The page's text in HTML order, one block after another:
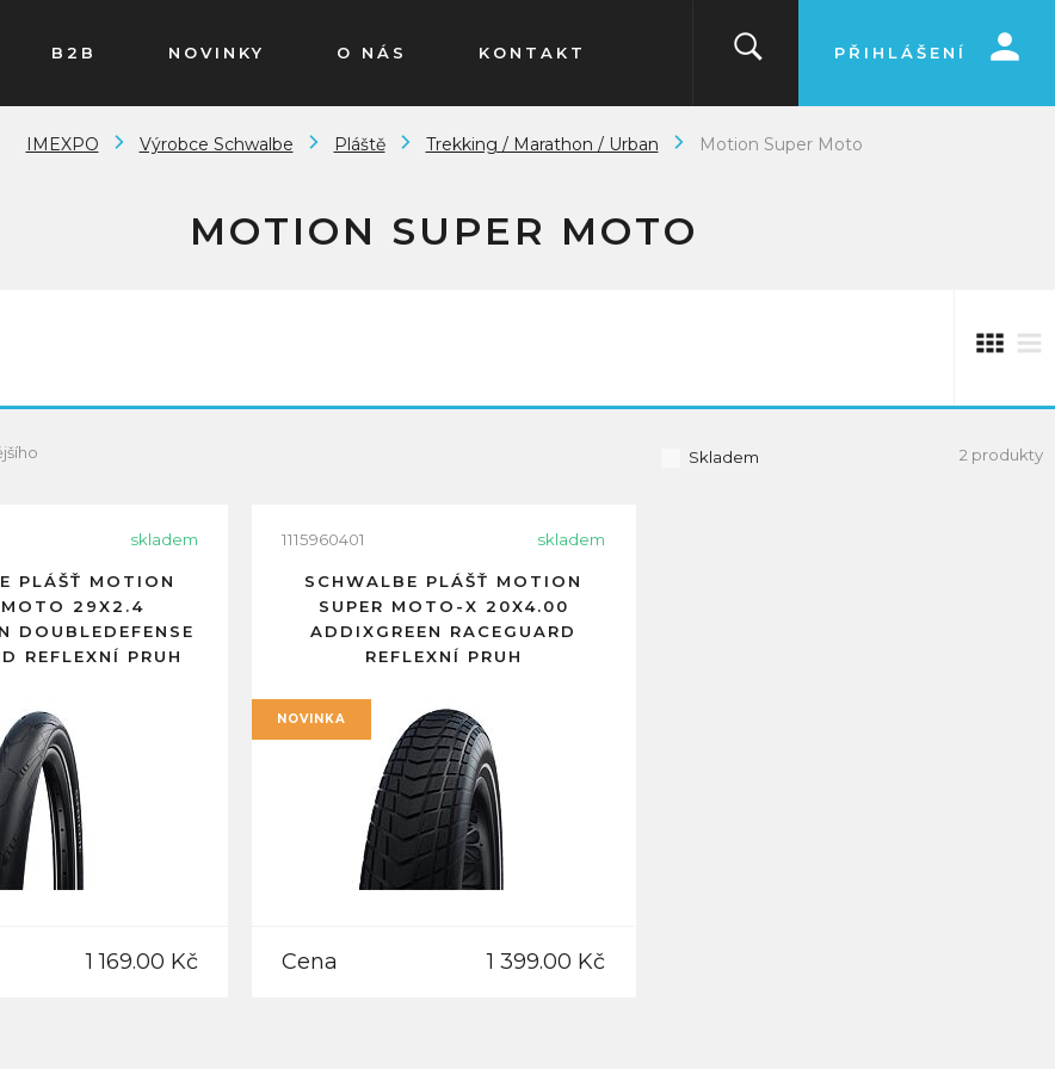
B2B NOVINKY O NÁS KONTAKT PŘIHLÁŠENÍ
IMEXPO Výrobce Schwalbe Pláště Trekking / Marathon / Urban Motion Super Moto
MOTION SUPER MOTO
Skladem 2 produkty
skladem
PLÁŠŤ MOTION
MOTO 29X2.4
DOUBLEDEFENSE
REFLEXNÍ PRUH
1 169.00 Kč
1115960401 skladem
SCHWALBE PLÁŠŤ MOTION
SUPER MOTO-X 20X4.00
ADDIXGREEN RACEGUARD
REFLEXNÍ PRUH
NOVINKA
Cena 1 399.00 Kč